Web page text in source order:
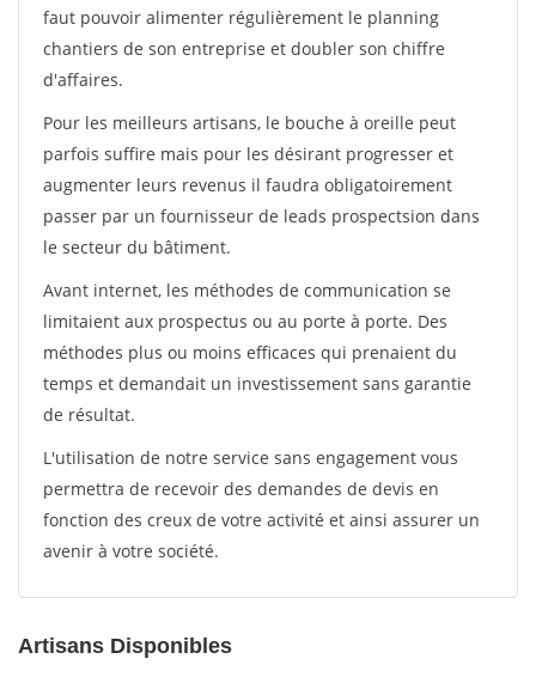
faut pouvoir alimenter régulièrement le planning
chantiers de son entreprise et doubler son chiffre
d'affaires.
Pour les meilleurs artisans, le bouche à oreille peut
parfois suffire mais pour les désirant progresser et
augmenter leurs revenus il faudra obligatoirement
passer par un fournisseur de leads prospectsion dans
le secteur du bâtiment.
Avant internet, les méthodes de communication se
limitaient aux prospectus ou au porte à porte. Des
méthodes plus ou moins efficaces qui prenaient du
temps et demandait un investissement sans garantie
de résultat.
L'utilisation de notre service sans engagement vous
permettra de recevoir des demandes de devis en
fonction des creux de votre activité et ainsi assurer un
avenir à votre société.
Artisans Disponibles